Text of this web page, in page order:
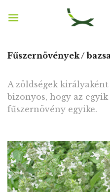
Fűszernövények /
A zöldségek
bizonyos, hogy az
fűszernövény egyike.